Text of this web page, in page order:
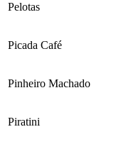
Pelotas
Picada Café
Pinheiro Machado
Piratini